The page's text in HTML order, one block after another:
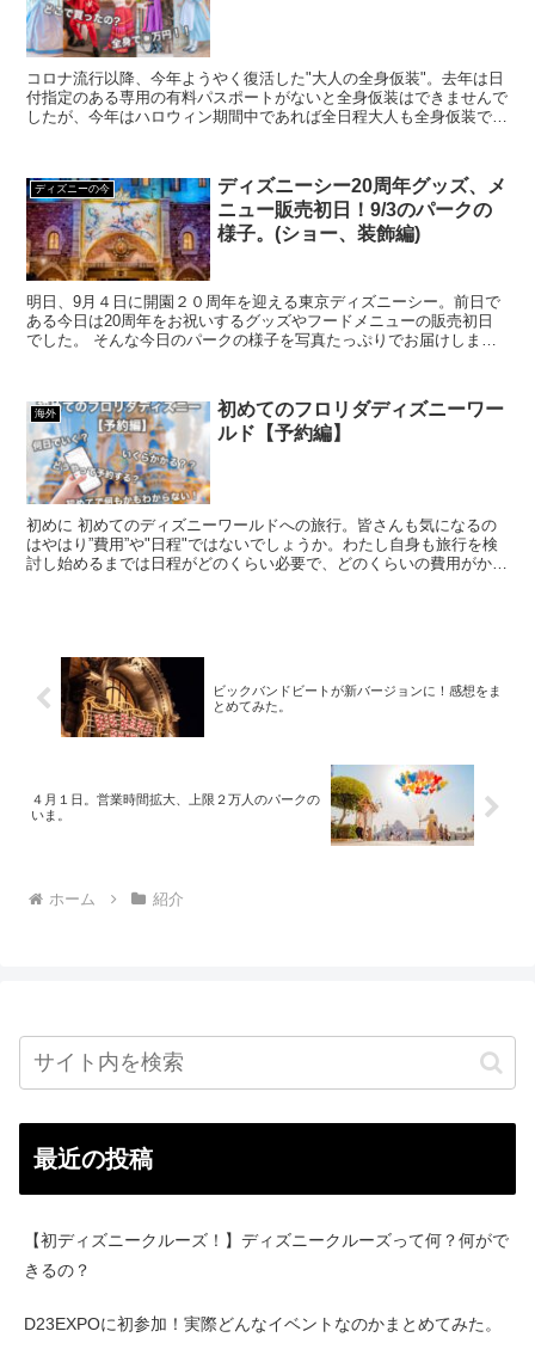
コロナ流行以降、今年ようやく復活した"大人の全身仮装"。去年は日
付指定のある専用の有料パスポートがないと全身仮装はできませんで
したが、今年はハロウィン期間中であれば全日程大人も全身仮装でき
ディズニーの今
ディズニーシー20周年グッズ、メ
ニュー販売初日！9/3のパークの
様子。(ショー、装飾編)
明日、9月４日に開園２０周年を迎える東京ディズニーシー。前日で
ある今日は20周年をお祝いするグッズやフードメニューの販売初日
でした。 そんな今日のパークの様子を写真たっぷりでお届けしま
海外
初めてのフロリダディズニーワー
ルド【予約編】
初めに 初めてのディズニーワールドへの旅行。皆さんも気になるの
はやはり”費用”や"日程"ではないでしょうか。わたし自身も旅行を検
討し始めるまでは日程がどのくらい必要で、どのくらいの費用がかか
ビックバンドビートが新バージョンに！感想をま
とめてみた。
４月１日。営業時間拡大、上限２万人のパークの
いま。
ホーム 紹介
最近の投稿
【初ディズニークルーズ！】ディズニークルーズって何？何がで
きるの？
D23EXPOに初参加！実際どんなイベントなのかまとめてみた。